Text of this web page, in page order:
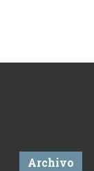
Archivo